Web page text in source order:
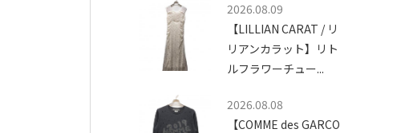
2026.08.09
【LILLIAN CARAT / リ
リアンカラット】リト
ルフラワーチュー...
2026.08.08
【COMME des GARCO